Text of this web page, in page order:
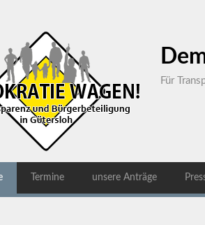
Für
Termine unsere Anträge